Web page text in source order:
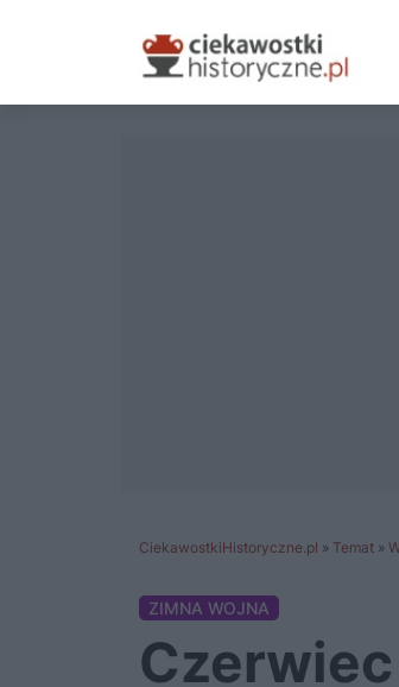
CiekawostkiHistoryczne.pl » Temat »
ZIMNA WOJNA